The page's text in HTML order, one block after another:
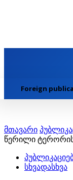
Foreign
მთავარი
წერილი
სხვადასხვა